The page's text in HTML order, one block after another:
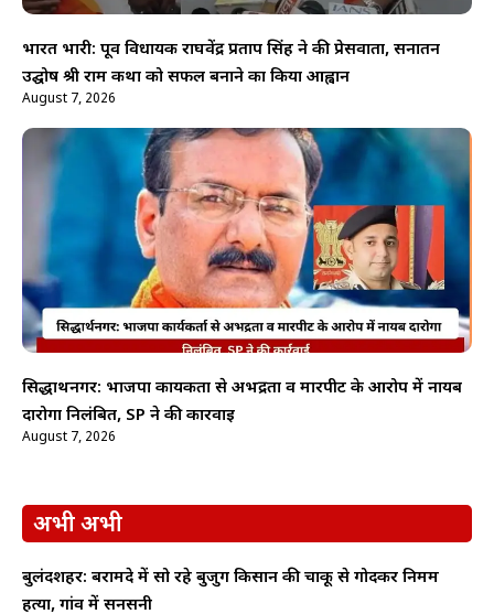
भारत भारी: पूर्व विधायक राघवेंद्र प्रताप सिंह ने की प्रेसवार्ता, सनातन
उद्घोष श्री राम कथा को सफल बनाने का किया आह्वान
August 7, 2026
सिद्धार्थनगर: भाजपा कार्यकर्ता से अभद्रता व मारपीट के आरोप में नायब
दारोगा निलंबित, SP ने की कार्रवाई
August 7, 2026
अभी अभी
बुलंदशहर: बरामदे में सो रहे बुजुर्ग किसान की चाकू से गोदकर निर्मम
हत्या, गांव में सनसनी